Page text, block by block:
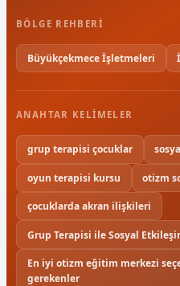
BÖLGE REHBERI
Büyükçekmece İşletmeleri
ANAHTAR KELIMELER
grup terapisi çocuklar
oyun terapisi kursu otizm
çocuklarda akran ilişkileri
Grup Terapisi ile Sosyal
En iyi otizm eğitim merkezi
gerekenler